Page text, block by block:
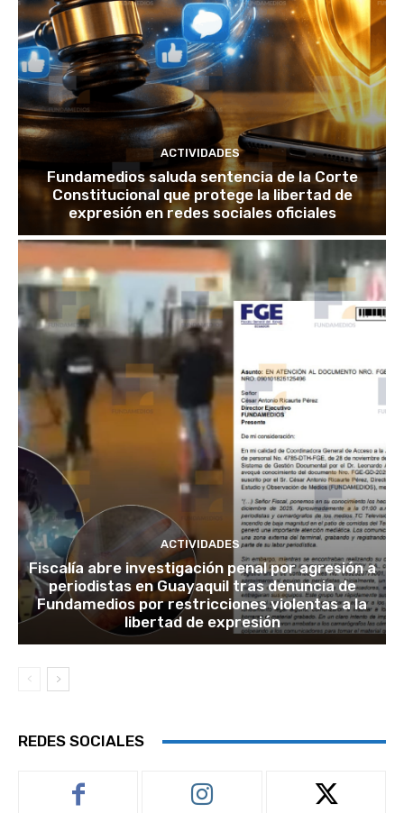
ACTIVIDADES
Fundamedios saluda sentencia de la Corte
Constitucional que protege la libertad de
expresión en redes sociales oficiales
ACTIVIDADES
Fiscalía abre investigación penal por agresión a
periodistas en Guayaquil tras denuncia de
Fundamedios por restricciones violentas a la
libertad de expresión
REDES SOCIALES